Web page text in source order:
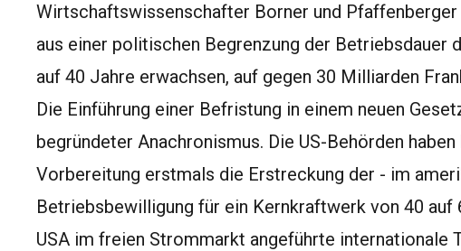
Wirtschaftswissenschafter Borner und
aus einer politischen Begrenzung der Betriebsdauer
auf 40 Jahre erwachsen, auf gegen 30 Milliarden
Die Einführung einer Befristung in einem neuen
begründeter Anachronismus. Die US-Behörden
Vorbereitung erstmals die Erstreckung der - im
Betriebsbewilligung für ein Kernkraftwerk von 40 auf
USA im freien Strommarkt angeführte internationale